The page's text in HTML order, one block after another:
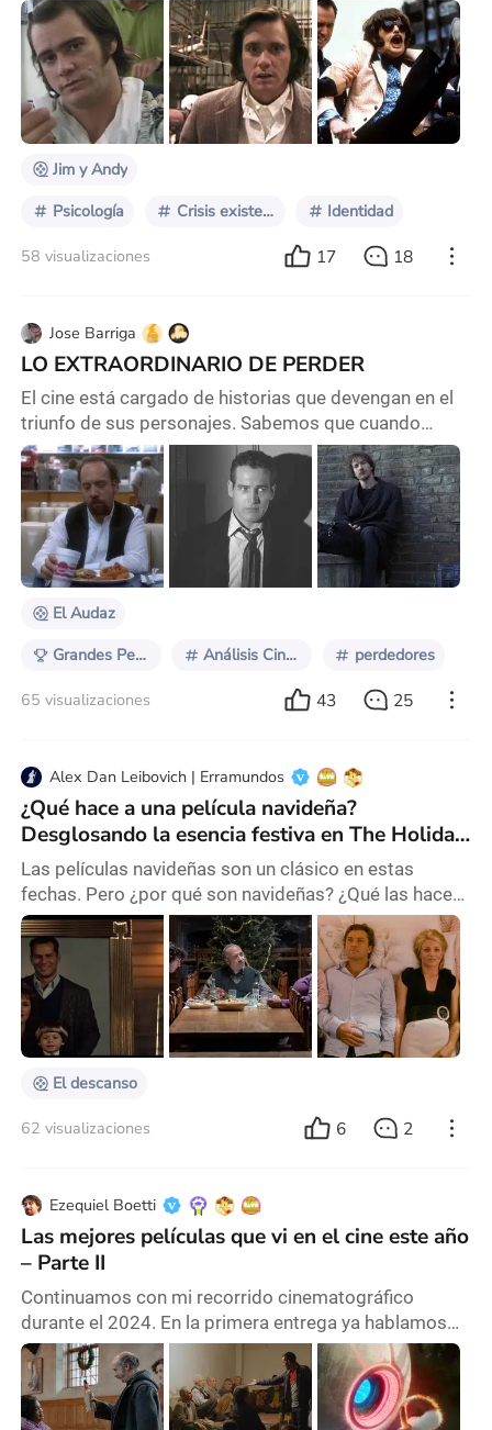
trascienden. El arte como objeto de reflexión es un
elemento que siempre vuelve a la obra de Nietzsche.
El filósofo concibe al arte no como una simple
expresión individual, sino como la manifestación de
fuerzas más profundas que operan a través del
artista. Para él, la verdadera creatividad es más una en
Jim y Andy
Psicología Crisis existencial Identidad
58 visualizaciones 17 18
Jose Barriga
LO EXTRAORDINARIO DE PERDER
El cine está cargado de historias que devengan en el
triunfo de sus personajes. Sabemos que cuando
éstos logran el éxito o se empiezan a sentir plenos y
realizados, es porque estamos cerca del desenlace.
Nos gusta ver biopics de personajes que logran
superar barreras y consiguen triunfar, o historias
románticas en donde finalmente nuestros personajes
consiguen reencontrarse ante la adversidad. Aun
El Audaz
Grandes Perdedores Análisis Cinéfilo perdedores
65 visualizaciones 43 25
Alex Dan Leibovich | Erramundos
¿Qué hace a una película navideña?
Desglosando la esencia festiva en The Holiday,
The Holdovers y Die Hard
Las películas navideñas son un clásico en estas
fechas. Pero ¿por qué son navideñas? ¿Qué las hace
merecedoras de este título? ¿Son así simplemente
por transcurrir en la temporada festiva o tienen algún
otro ingrediente que las convierte en lo que son? The
Holiday, The Holdovers y Die Hard conforman tres
géneros distintos, como lo pueden ser una comedia
romántica, un drama y una película de acción
El descanso
62 visualizaciones 6 2
Ezequiel Boetti
Las mejores películas que vi en el cine este año
– Parte II
Continuamos con mi recorrido cinematográfico
durante el 2024. En la primera entrega ya hablamos
de Cómplices del engaño, El niño y la garza, El planeta
de los simios: Nuevo reino y Guerra civil, y ahora es
turno de otras cuatro. -Los que se quedan (The
Holdovers, Estados Unidos), de Alexander Payne El